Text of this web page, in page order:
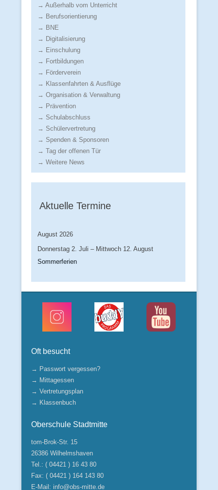
→ Außerhalb vom Unterricht
→ Berufsorientierung
→ BNE
→ Digitalisierung
→ Einschulung
→ Fortbildungen
→ Förderverein
→ Klassenfahrten & Ausflüge
→ Organisation & Verwaltung
→ Prävention
→ Schulabschluss
→ Schülervertretung
→ Spenden & Sponsoren
→ Tag der offenen Tür
→ Weitere News
Aktuelle Termine
August 2026
Donnerstag 2. Juli – Mittwoch 12. August
Sommerferien
Oft besucht
→ Passwort vergessen?
→ Mittagessen
→ Vertretungsplan
→ Klassenbuch
Oberschule Stadtmitte
tom-Brok-Str. 15
26386 Wilhelmshaven
Tel.: ( 04421 ) 16 43 80
Fax: ( 04421 ) 164 143 80
E-Mail: info@obs-mitte.de